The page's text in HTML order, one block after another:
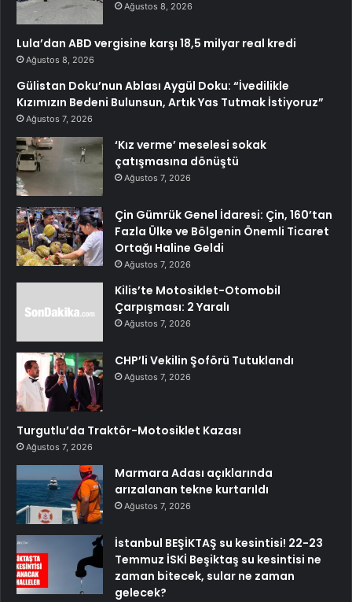
Ağustos 8, 2026
Lula’dan ABD vergisine karşı 18,5 milyar real kredi
Ağustos 8, 2026
Gülistan Doku’nun Ablası Aygül Doku: “İvedilikle
Kızımızın Bedeni Bulunsun, Artık Yas Tutmak İstiyoruz”
Ağustos 7, 2026
‘Kız verme’ meselesi sokak
çatışmasına dönüştü
Ağustos 7, 2026
Çin Gümrük Genel İdaresi: Çin, 160’tan
Fazla Ülke ve Bölgenin Önemli Ticaret
Ortağı Haline Geldi
Ağustos 7, 2026
Kilis’te Motosiklet-Otomobil
Çarpışması: 2 Yaralı
Ağustos 7, 2026
CHP’li Vekilin Şoförü Tutuklandı
Ağustos 7, 2026
Turgutlu’da Traktör-Motosiklet Kazası
Ağustos 7, 2026
Marmara Adası açıklarında
arızalanan tekne kurtarıldı
Ağustos 7, 2026
İstanbul BEŞİKTAŞ su kesintisi! 22-23
Temmuz İSKİ Beşiktaş su kesintisi ne
zaman bitecek, sular ne zaman
gelecek?